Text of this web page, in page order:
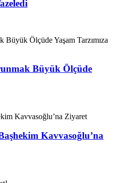
Büyük Ölçüde
Kavvasoğlu’na